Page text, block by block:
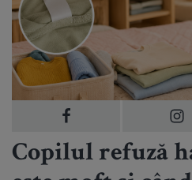
Copilul refuză